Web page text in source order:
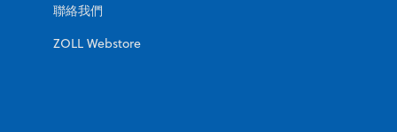
聯絡我們
ZOLL Webstore